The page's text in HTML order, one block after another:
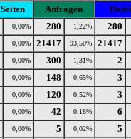
Seiten Anfragen
0,00% 280 1,22%
280
0,00% 21417 93,50% 21417
0,00% 300 1,31%
2
0,00% 148 0,65%
3
0,00% 120 0,52%
3
0,00% 42 0,18%
6
0,00% 5 0,02%
5